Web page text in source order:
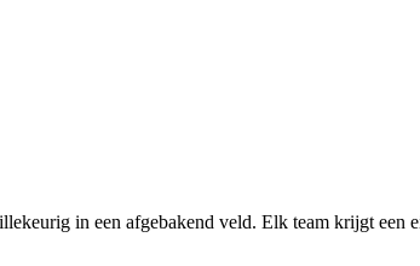
in een afgebakend veld. Elk team krijgt een